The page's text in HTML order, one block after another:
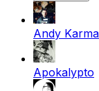
Andy Karma
Apokalypto